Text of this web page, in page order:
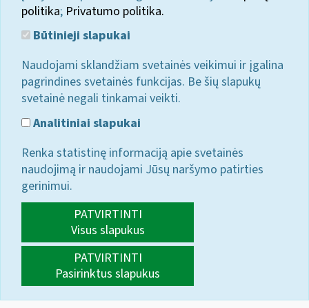
politika; Privatumo politika.
Būtinieji slapukai
Naudojami sklandžiam svetainės veikimui ir įgalina
pagrindines svetainės funkcijas. Be šių slapukų
svetainė negali tinkamai veikti.
Analitiniai slapukai
Renka statistinę informaciją apie svetainės
naudojimą ir naudojami Jūsų naršymo patirties
gerinimui.
PATVIRTINTI
Visus slapukus
PATVIRTINTI
Pasirinktus slapukus